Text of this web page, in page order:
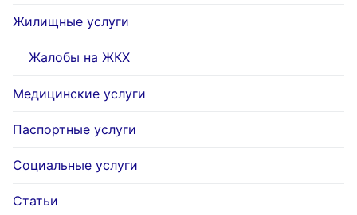
Жилищные услуги
Жалобы на ЖКХ
Медицинские услуги
Паспортные услуги
Социальные услуги
Статьи